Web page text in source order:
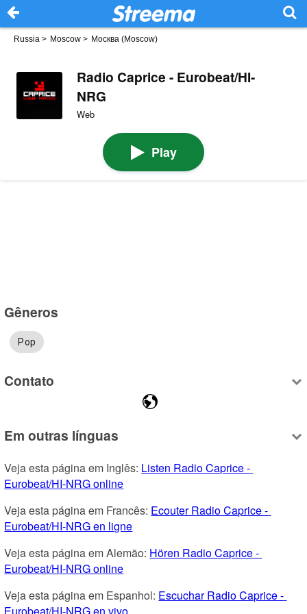
Russia > Moscow > Москва (Moscow)
Radio Caprice - Eurobeat/HI-
NRG
Web
Play
Gêneros
Pop
Contato
Em outras línguas
Veja esta página em Inglês: Listen Radio Caprice -
Eurobeat/HI-NRG online
Veja esta página em Francês: Ecouter Radio Caprice -
Eurobeat/HI-NRG en ligne
Veja esta página em Alemão: Hören Radio Caprice -
Eurobeat/HI-NRG online
Veja esta página em Espanhol: Escuchar Radio Caprice -
Eurobeat/HI-NRG en vivo